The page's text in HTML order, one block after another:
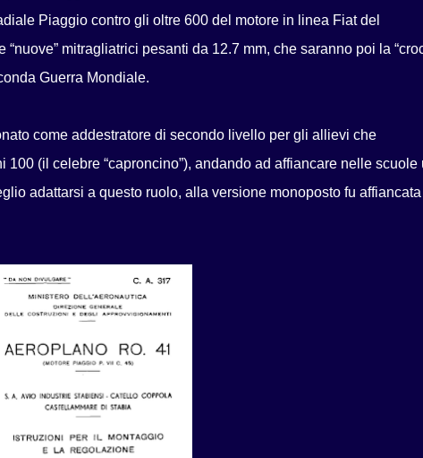
Piaggio contro gli oltre 600 del motore in linea Fiat del
mitragliatrici pesanti da 12.7 mm, che saranno poi la
Guerra Mondiale.
come addestratore di secondo livello per gli allievi che
(il celebre “caproncino”), andando ad affiancare nelle scuole
adattarsi a questo ruolo, alla versione monoposto fu